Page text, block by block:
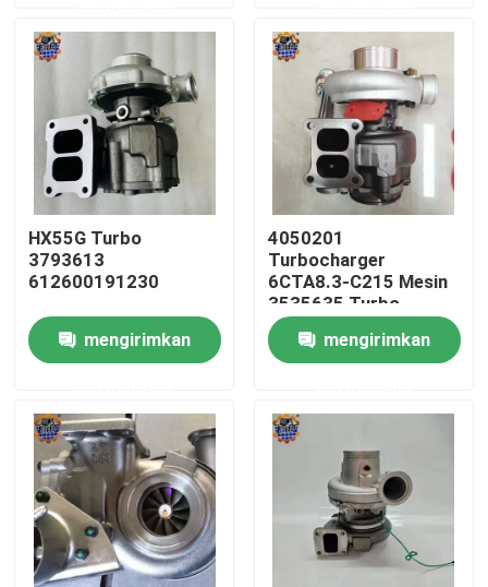
Tentang kami
Tur Pabrik
Kontrol kualitas
Berita
Permintaan Penawaran
Motor penggerak akhir ekskavator
motor ayun ekskavator
HX55G Turbo
3793613
612600191230
mengirimkan
4050201
Turbocharger
6CTA8.3-C215 Mesin
3535635 Turbo
HX40W 4050202
mengirimkan